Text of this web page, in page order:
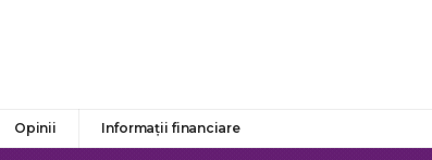
Opinii Informații financiare